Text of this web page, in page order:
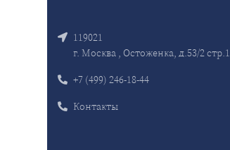
119021
г. Москва , Остоженка, д.53/2 стр.1
+7 (499) 246-18-44
Контакты